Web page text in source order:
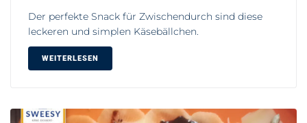
Der perfekte Snack für Zwischendurch sind diese
leckeren und simplen Käsebällchen.
WEITERLESEN